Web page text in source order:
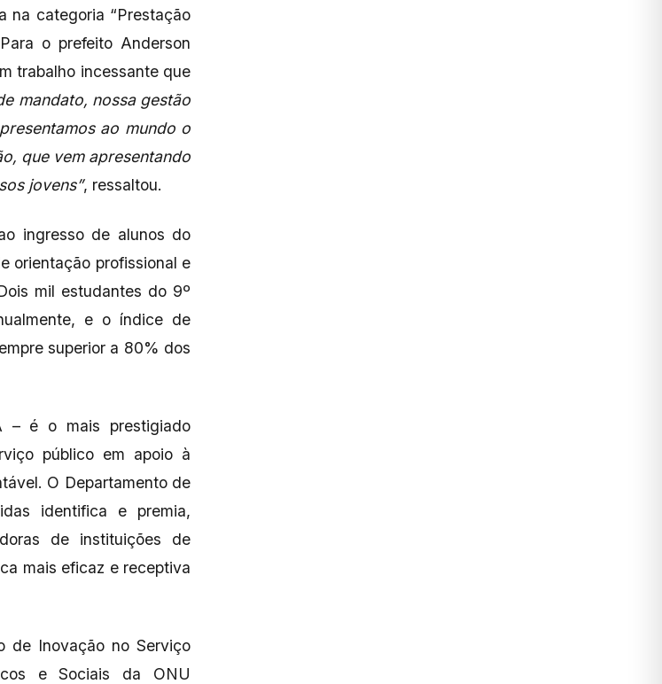
na categoria “Prestação
o prefeito Anderson
trabalho incessante que
mandato, nossa gestão
ao mundo o
que vem apresentando
jovens”, ressaltou.
ingresso de alunos do
orientação profissional e
mil estudantes do 9º
e o índice de
superior a 80% dos
– é o mais prestigiado
público em apoio à
O Departamento de
identifica e premia,
de instituições de
mais eficaz e receptiva
de Inovação no Serviço
e Sociais da ONU